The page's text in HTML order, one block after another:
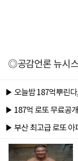
◎공감언론 뉴시